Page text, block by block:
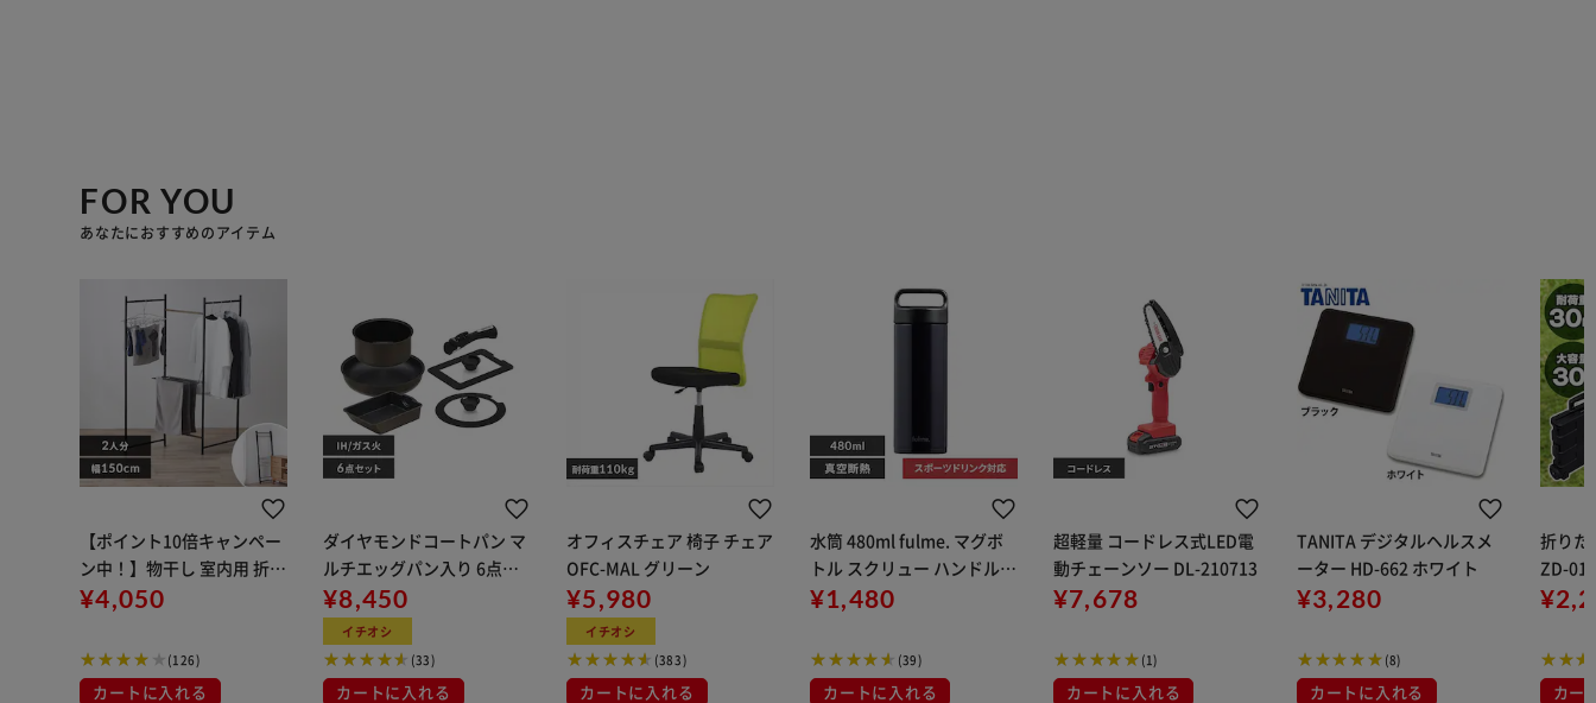
FOR YOU
あなたにおすすめのアイテム
【ポイント10倍キャンペー
ン中！】物干し 室内用 折り
たたみ式 3連 OTM-150R ブ
メ
¥4,050
(126)
カートに入れる
ダイヤモンドコートパン マ
ルチエッグパン入り 6点セ
ット IHガス火対応 MEGI-6S
ブラウンメタリック
¥8,450
イチオシ
(33)
カートに入れる
オフィスチェア 椅子 チェア
OFC-MAL グリーン
¥5,980
イチオシ
(383)
カートに入れる
水筒 480ml fulme. マグボ
トル スクリュー ハンドル付
き 保冷 保温 マイボトル 真
ーネイビー
¥1,480
(39)
カートに入れる
超軽量 コードレス式LED電
動チェーンソー DL-210713
¥7,678
(1)
カートに入れる
TANITA デジタルヘルスメ
ーター HD-662 ホワイト
¥3,280
(8)
カートに入れる
折りた
ZD-01
ウトド
カー